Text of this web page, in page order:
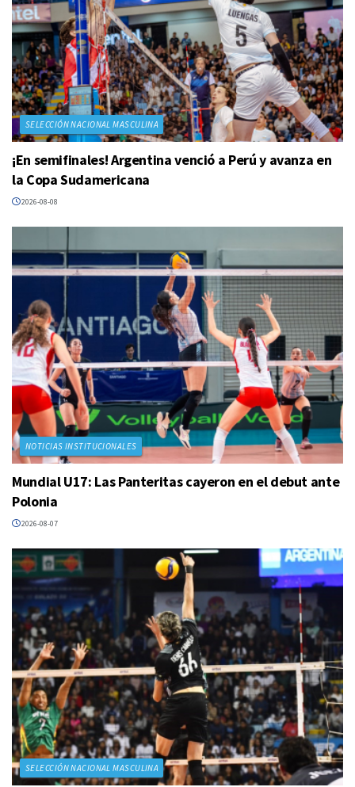
SELECCIÓN NACIONAL MASCULINA
¡En semifinales! Argentina venció a Perú y avanza en
la Copa Sudamericana
2026-08-08
NOTICIAS INSTITUCIONALES
Mundial U17: Las Panteritas cayeron en el debut ante
Polonia
2026-08-07
SELECCIÓN NACIONAL MASCULINA